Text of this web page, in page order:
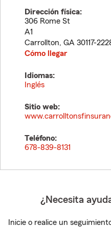
Dirección física:
306 Rome St
A1
Carrollton, GA 30117-
Cómo llegar
Idiomas:
Inglés
Sitio web:
Teléfono:
678-839-8131
¿Necesita
Inicie o realice un